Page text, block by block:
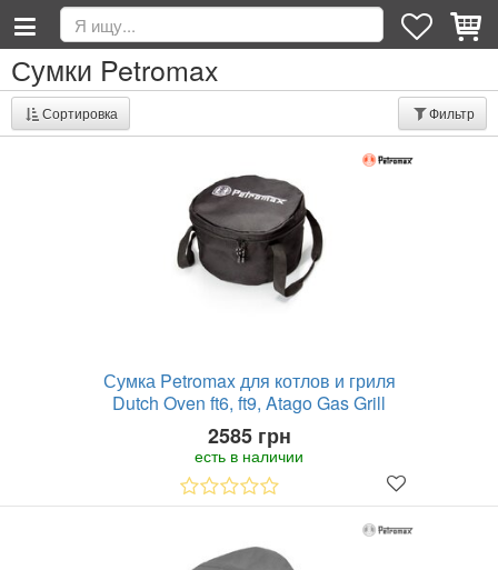
Сумки Petromax
Сортировка Фильтр
Сумка Petromax для котлов и гриля
Dutch Oven ft6, ft9, Atago Gas Grill
2585 грн
есть в наличии